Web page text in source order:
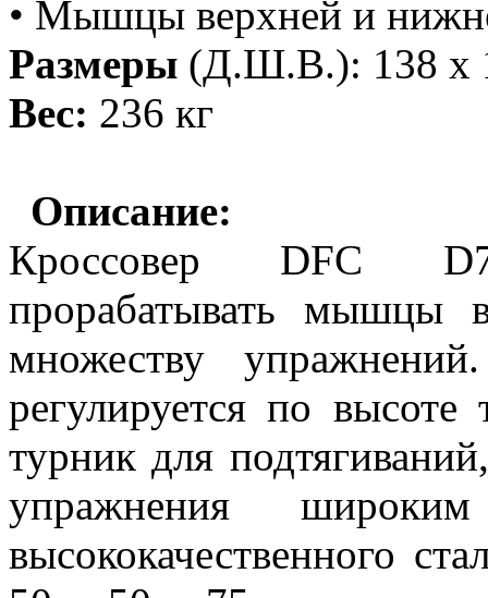
• Мышцы верхней и
Размеры (Д.Ш.В.): 138 х
Вес: 236 кг
Описание:
Кроссовер DFC
прорабатывать мышцы
множеству
регулируется по
турник для
упражнения
высококачественного